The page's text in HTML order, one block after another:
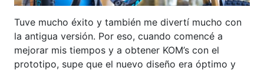
Tuve mucho éxito y también me divertí mucho con
la antigua versión. Por eso, cuando comencé a
mejorar mis tiempos y a obtener KOM’s con el
prototipo, supe que el nuevo diseño era óptimo y